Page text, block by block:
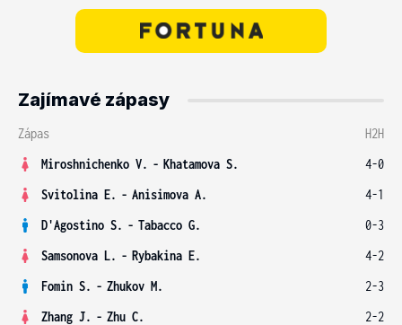
Zajímavé zápasy
Zápas
H2H
Miroshnichenko V. - Khatamova S.
4-0
Svitolina E. - Anisimova A.
4-1
D'Agostino S. - Tabacco G.
0-3
Samsonova L. - Rybakina E.
4-2
Fomin S. - Zhukov M.
2-3
Zhang J. - Zhu C. 2-2